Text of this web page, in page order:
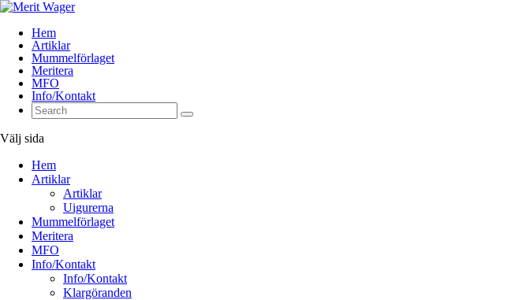
Hem
Artiklar
Mummelförlaget
Meritera
MFO
Info/Kontakt
Välj sida
Hem
Artiklar
Artiklar
Uigurerna
Mummelförlaget
Meritera
MFO
Info/Kontakt
Info/Kontakt
Klargöranden